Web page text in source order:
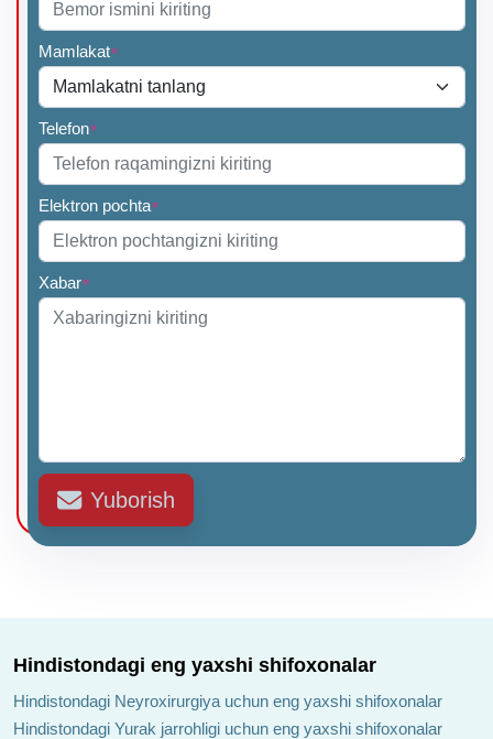
Mamlakat*
Telefon*
Elektron pochta*
Xabar*
Yuborish
Hindistondagi eng yaxshi shifoxonalar
Hindistondagi Neyroxirurgiya uchun eng yaxshi shifoxonalar
Hindistondagi Yurak jarrohligi uchun eng yaxshi shifoxonalar